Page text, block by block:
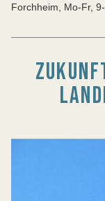
Forchheim, Mo-Fr,